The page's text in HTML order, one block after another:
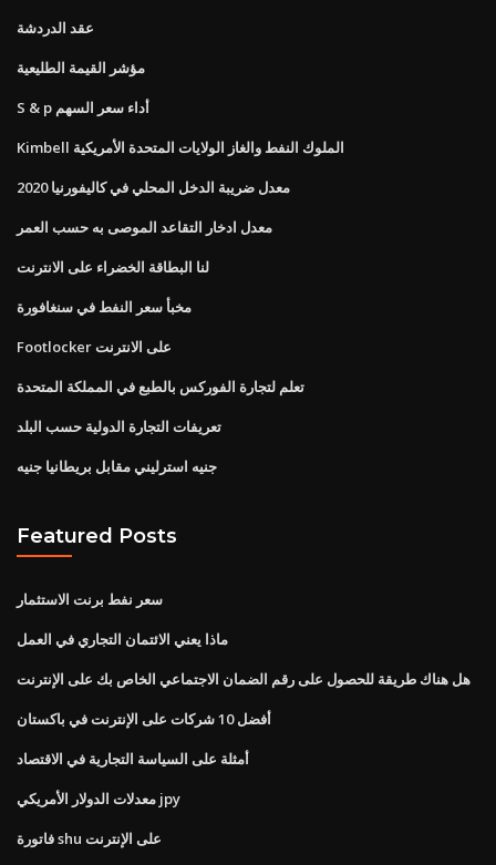
عقد الدردشة
مؤشر القيمة الطليعية
S & p أداء سعر السهم
Kimbell الملوك النفط والغاز الولايات المتحدة الأمريكية
معدل ضريبة الدخل المحلي في كاليفورنيا 2020
معدل ادخار التقاعد الموصى به حسب العمر
لنا البطاقة الخضراء على الانترنت
مخبأ سعر النفط في سنغافورة
Footlocker على الانترنت
تعلم لتجارة الفوركس بالطبع في المملكة المتحدة
تعريفات التجارة الدولية حسب البلد
جنيه استرليني مقابل بريطانيا جنيه
Featured Posts
سعر نفط برنت الاستثمار
ماذا يعني الائتمان التجاري في العمل
هل هناك طريقة للحصول على رقم الضمان الاجتماعي الخاص بك على الإنترنت
أفضل 10 شركات على الإنترنت في باكستان
أمثلة على السياسة التجارية في الاقتصاد
معدلات الدولار الأمريكي jpy
فاتورة shu على الإنترنت